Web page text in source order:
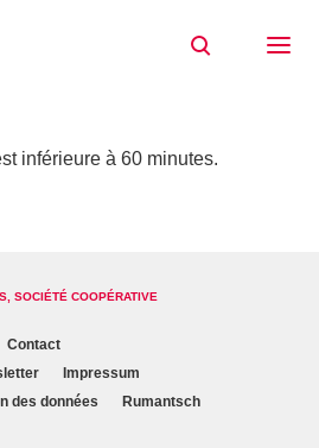
inférieure à 60 minutes.
SOCIÉTÉ COOPÉRATIVE
Contact
Impressum
des données
Rumantsch